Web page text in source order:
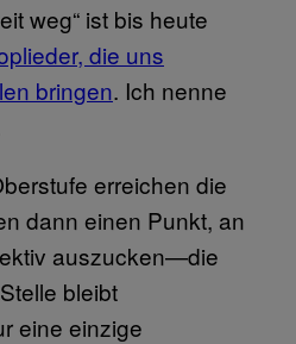
weg“ ist bis heute
die uns
bringen. Ich nenne
erreichen die
dann einen Punkt, an
auszucken—die
bleibt
eine einzige